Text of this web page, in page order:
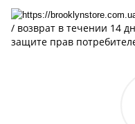
/ возврат в течении 14
защите прав